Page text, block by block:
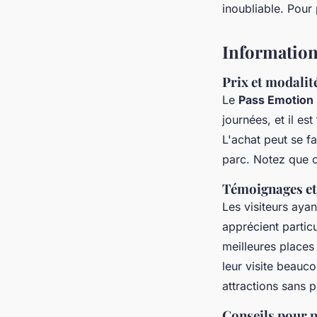
inoubliable.
Prix et
Le Pass Emotion
journées, et il
L'achat peut se
parc. Notez que
Témoignages
Les visiteurs
apprécient
meilleures
leur visite
attractions sans